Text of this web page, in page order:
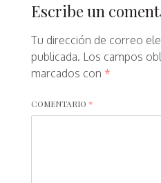
Escribe un
Tu dirección de correo
publicada. Los campos
marcados con *
COMENTARIO *